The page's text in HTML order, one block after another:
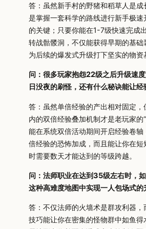
答：虽然新手村的野猪和稻草人是成
是掌握一套科学的路线进行新手极
的关键；只要你能在1-7级快速完成
转战骷髅洞，不仅能获得早期的基
为后续的爆发式升级打下坚实的物资
问：很多玩家抱怨22级之后升级速
日没夜的刷怪，还有什么秘诀能让经
答：虽然单倍经验的产出相对固定
内的双倍经验叠加机制才是老玩家的
能在系统双倍活动期间开启经验卷轴
倍经验的恐怖加成，而且能让你在
时需要数天才能达到的等级跨越。
问：法师职业在达到35级左右时，
这种高难度地图中实现一人包场式的
答：不仅法师的火墙术是群攻利器
技巧能让你在密集的怪物群中如鱼得